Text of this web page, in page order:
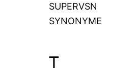
SUPERVSN
SYNONYME
T